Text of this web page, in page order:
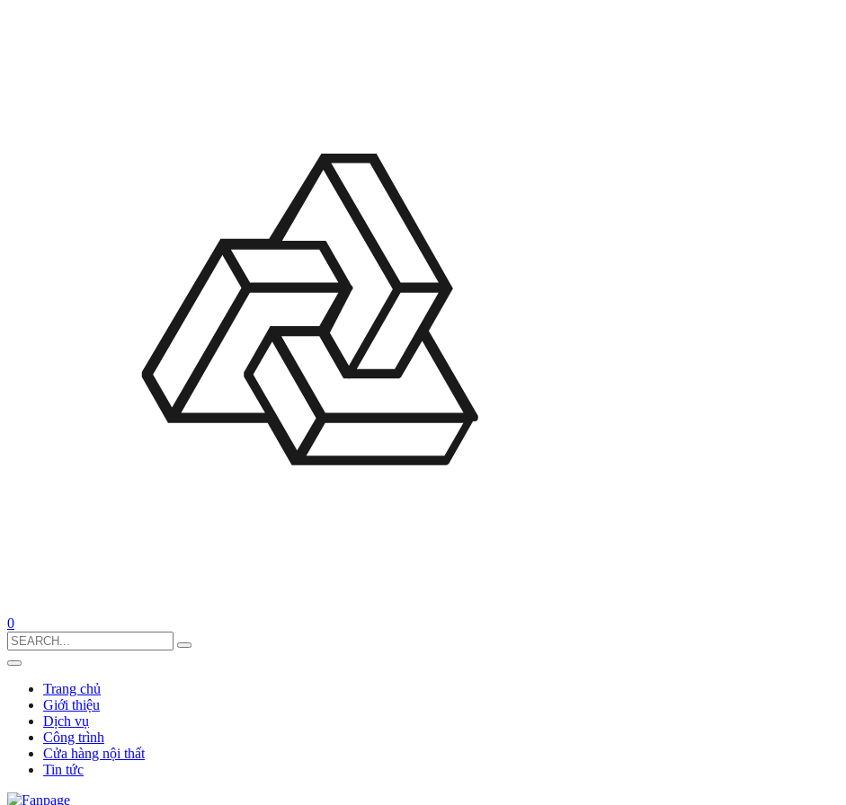
0
Search
for:
Trang chủ
Giới thiệu
Dịch vụ
Công trình
Cửa hàng nội thất
Tin tức